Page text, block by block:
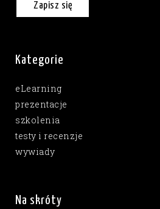
Zapisz się
Kategorie
eLearning
prezentacje
szkolenia
testy i recenzje
wywiady
Na skróty